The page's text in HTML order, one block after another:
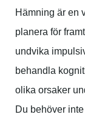
Hämning är en
planera för
undvika
behandla
olika orsaker
Du behöver